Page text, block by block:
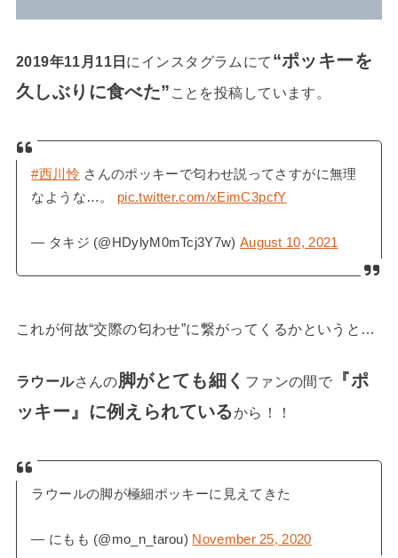
2019年11月11日にインスタグラムにて “ポッキーを
久しぶりに食べた” ことを投稿しています。
#西川怜さんのポッキーで匂わせ説ってさすがに無理
なような…。 pic.twitter.com/xEimC3pcfY
— タキジ (@HDylyM0mTcj3Y7w) August 10, 2021
これが何故“交際の匂わせ”に繋がってくるかというと…
ラウールさんの脚がとても細く ファンの間で
『ポ
ッキー』に例えられているから！！
ラウールの脚が極細ポッキーに見えてきた
— にもも (@mo_n_tarou) November 25, 2020